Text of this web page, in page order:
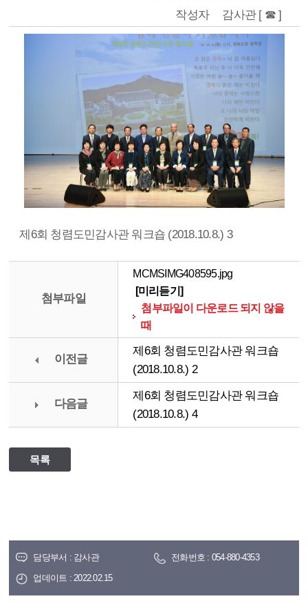
작성자
감사관 [ ☎ ]
제6회 청렴도민감사관 워크숍 (2018.10.8.) 3
첨부파일
MCMSIMG408595.jpg
[미리듣기]
첨부파일이 다운로드 되지 않을
때
이전글
제6회 청렴도민감사관 워크숍
(2018.10.8.) 2
다음글
제6회 청렴도민감사관 워크숍
(2018.10.8.) 4
목록
담당부서 : 감사관
전화번호 : 054-880-4353
업데이트 : 2022.02.15